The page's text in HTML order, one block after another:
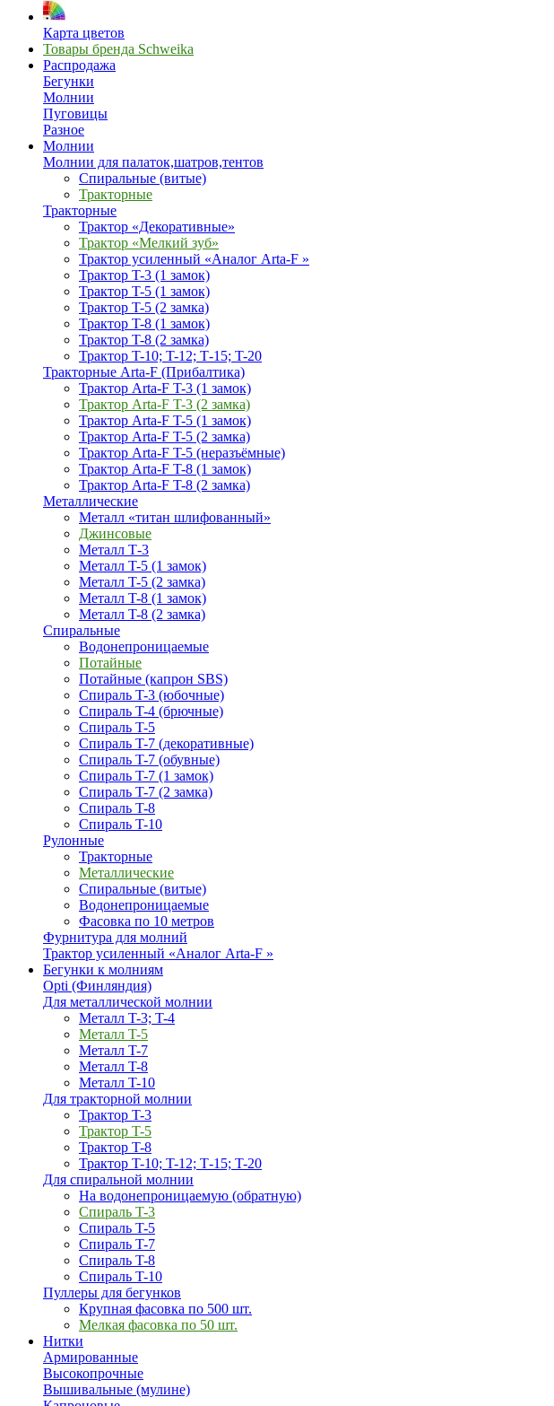
Карта цветов
Товары бренда Schweika
Распродажа
Бегунки
Молнии
Пуговицы
Разное
Молнии
Молнии для палаток,шатров,тентов
Спиральные (витые)
Тракторные
Тракторные
Трактор «Декоративные»
Трактор «Мелкий зуб»
Трактор усиленный «Аналог Arta-F »
Трактор T-3 (1 замок)
Трактор T-5 (1 замок)
Трактор T-5 (2 замка)
Трактор T-8 (1 замок)
Трактор T-8 (2 замка)
Трактор T-10; T-12; Т-15; T-20
Тракторные Arta-F (Прибалтика)
Трактор Arta-F T-3 (1 замок)
Трактор Arta-F T-3 (2 замка)
Трактор Arta-F T-5 (1 замок)
Трактор Arta-F T-5 (2 замка)
Трактор Arta-F T-5 (неразъёмные)
Трактор Arta-F T-8 (1 замок)
Трактор Arta-F T-8 (2 замка)
Металлические
Металл «титан шлифованный»
Джинсовые
Металл Т-3
Металл T-5 (1 замок)
Металл T-5 (2 замка)
Металл T-8 (1 замок)
Металл T-8 (2 замка)
Спиральные
Водонепроницаемые
Потайные
Потайные (капрон SBS)
Спираль T-3 (юбочные)
Спираль T-4 (брючные)
Спираль T-5
Спираль T-7 (декоративные)
Спираль T-7 (обувные)
Спираль T-7 (1 замок)
Спираль T-7 (2 замка)
Спираль T-8
Спираль T-10
Рулонные
Тракторные
Металлические
Спиральные (витые)
Водонепроницаемые
Фасовка по 10 метров
Фурнитура для молний
Трактор усиленный «Аналог Arta-F »
Бегунки к молниям
Opti (Финляндия)
Для металлической молнии
Металл T-3; T-4
Металл T-5
Металл T-7
Металл T-8
Металл T-10
Для тракторной молнии
Трактор T-3
Трактор T-5
Трактор T-8
Трактор T-10; T-12; Т-15; T-20
Для спиральной молнии
На водонепроницаемую (обратную)
Спираль T-3
Спираль T-5
Спираль T-7
Спираль T-8
Спираль T-10
Пуллеры для бегунков
Крупная фасовка по 500 шт.
Мелкая фасовка по 50 шт.
Нитки
Армированные
Высокопрочные
Вышивальные (мулине)